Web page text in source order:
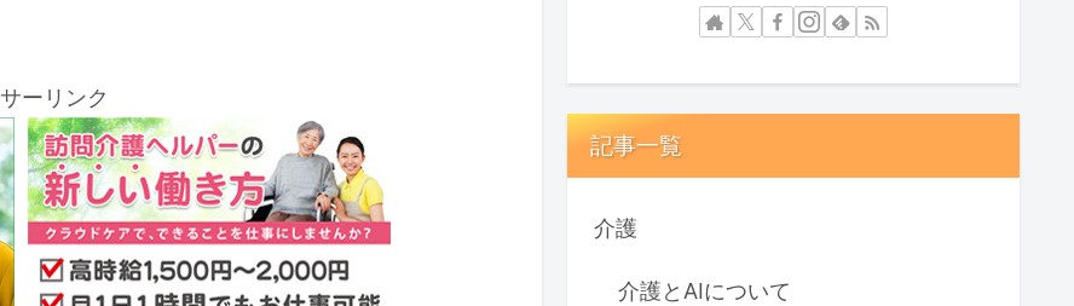
ーリンク
記事一覧
介護
介護とAIについて